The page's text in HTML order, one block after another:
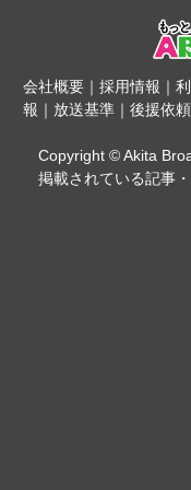
会社概要｜ 採用情報 ｜
報 ｜ 放送基準 ｜ 後援依頼
Copyright © Akita
掲載されている記事